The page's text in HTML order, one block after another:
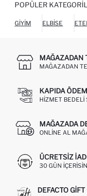
POPÜLER
GIYIM ELBISE
MAĞAZADAN
MAĞAZADAN
KAPIDA
HIZMET BEDELI
MAĞAZADA
ONLINE AL
ÜCRETSIZ
30 GÜN
DEFACTO